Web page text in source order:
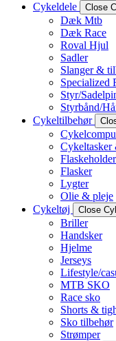
Cykeldele
Close
Dæk Mtb
Dæk Race
Roval Hjul
Sadler
Slanger &
Specialized
Styr/
Styrbånd/
Cykeltilbehør
Cykeltasker
Flasker
Lygter
Olie & pleje
Cykeltøj
Close
Briller
Handsker
Hjelme
Jerseys
Lifestyle/
MTB SKO
Race sko
Shorts &
Sko tilbehør
Strømper